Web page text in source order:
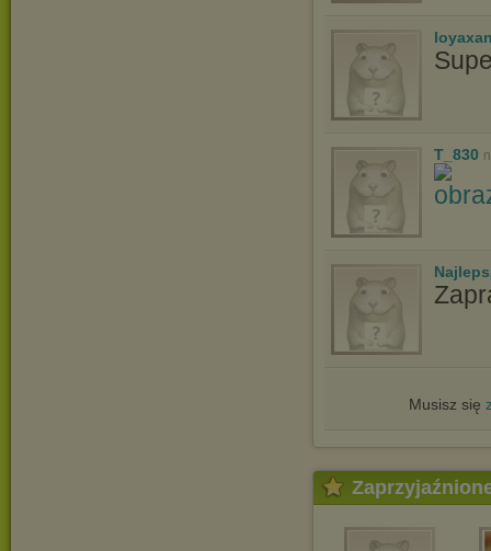
T_830
Musisz się